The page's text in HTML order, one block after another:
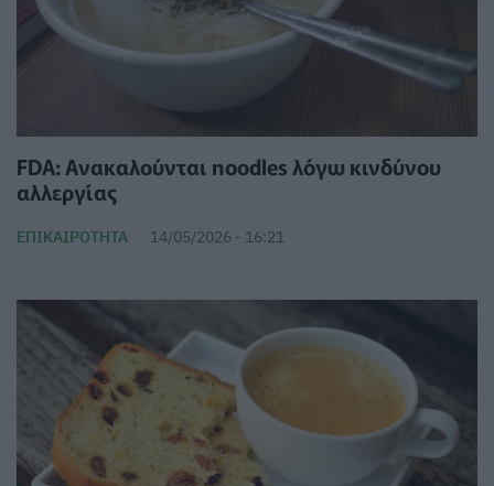
FDA: Ανακαλούνται noodles λόγω κινδύνου
αλλεργίας
ΕΠΙΚΑΙΡΌΤΗΤΑ 14/05/2026 - 16:21